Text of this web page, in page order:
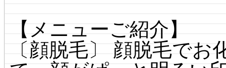
【メニューご紹介】
〔顔脱毛〕 顔脱毛でお